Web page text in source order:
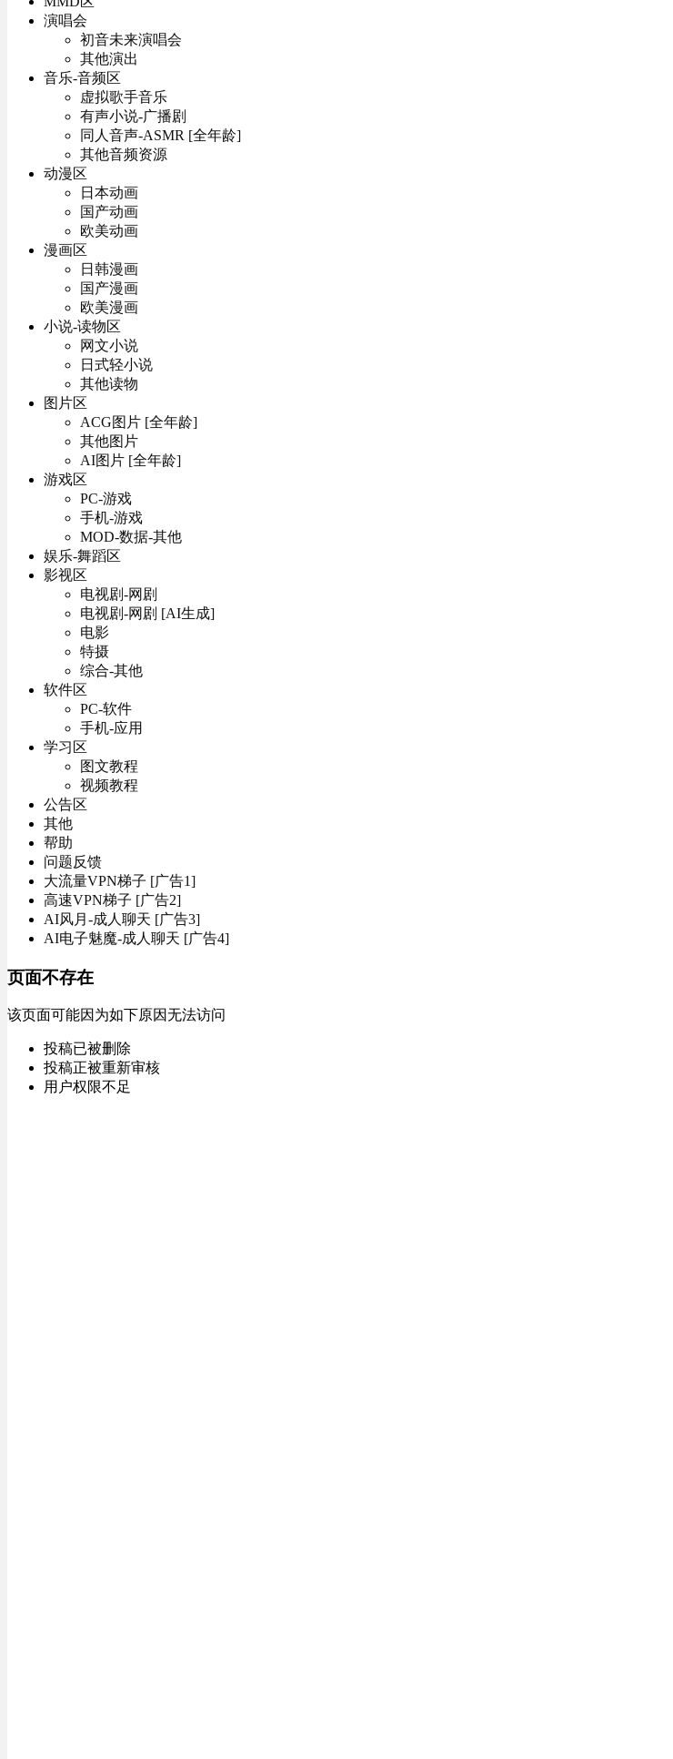
演唱会
初音未来演唱会
其他演出
音乐-音频区
虚拟歌手音乐
有声小说-广播剧
同人音声-ASMR [全年龄]
其他音频资源
动漫区
日本动画
国产动画
欧美动画
漫画区
日韩漫画
国产漫画
欧美漫画
小说-读物区
网文小说
日式轻小说
其他读物
图片区
ACG图片 [全年龄]
其他图片
AI图片 [全年龄]
游戏区
PC-游戏
手机-游戏
MOD-数据-其他
娱乐-舞蹈区
影视区
电视剧-网剧
电视剧-网剧 [AI生成]
电影
特摄
综合-其他
软件区
PC-软件
手机-应用
学习区
图文教程
视频教程
公告区
其他
帮助
问题反馈
大流量VPN梯子 [广告1]
高速VPN梯子 [广告2]
AI风月-成人聊天 [广告3]
AI电子魅魔-成人聊天 [广告4]
页面不存在
该页面可能因为如下原因无法访问
投稿已被删除
投稿正被重新审核
用户权限不足